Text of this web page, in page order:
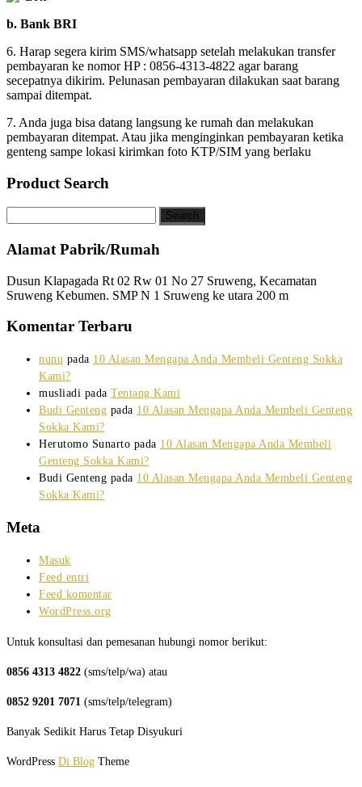
b. Bank BRI
6. Harap segera kirim SMS/whatsapp setelah melakukan transfer
pembayaran ke nomor HP : 0856-4313-4822 agar barang
secepatnya dikirim. Pelunasan pembayaran dilakukan saat barang
sampai ditempat.
7. Anda juga bisa datang langsung ke rumah dan melakukan
pembayaran ditempat. Atau jika menginginkan pembayaran ketika
genteng sampe lokasi kirimkan foto KTP/SIM yang berlaku
Product Search
Alamat Pabrik/Rumah
Dusun Klapagada Rt 02 Rw 01 No 27 Sruweng, Kecamatan
Sruweng Kebumen. SMP N 1 Sruweng ke utara 200 m
Komentar Terbaru
nunu pada 10 Alasan Mengapa Anda Membeli Genteng Sokka
Kami?
musliadi pada Tentang Kami
Budi Genteng pada 10 Alasan Mengapa Anda Membeli Genteng
Sokka Kami?
Herutomo Sunarto pada 10 Alasan Mengapa Anda Membeli
Genteng Sokka Kami?
Budi Genteng pada 10 Alasan Mengapa Anda Membeli Genteng
Sokka Kami?
Meta
Masuk
Feed entri
Feed komentar
WordPress.org
Untuk konsultasi dan pemesanan hubungi nomor berikut:
0856 4313 4822 (sms/telp/wa) atau
0852 9201 7071 (sms/telp/telegram)
Banyak Sedikit Harus Tetap Disyukuri
WordPress Di Blog Theme